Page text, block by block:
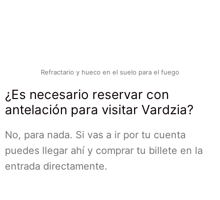
Refractario y hueco en el suelo para el fuego
¿Es necesario reservar con
antelación para visitar Vardzia?
No, para nada. Si vas a ir por tu cuenta
puedes llegar ahí y comprar tu billete en la
entrada directamente.